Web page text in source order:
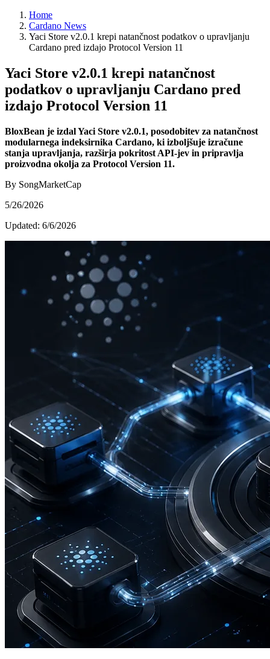
Home
Cardano News
Yaci Store v2.0.1 krepi natančnost podatkov o upravljanju
Cardano pred izdajo Protocol Version 11
Yaci Store v2.0.1 krepi natančnost
podatkov o upravljanju Cardano pred
izdajo Protocol Version 11
BloxBean je izdal Yaci Store v2.0.1, posodobitev za natančnost
modularnega indeksirnika Cardano, ki izboljšuje izračune
stanja upravljanja, razširja pokritost API-jev in pripravlja
proizvodna okolja za Protocol Version 11.
By SongMarketCap
5/26/2026
Updated: 6/6/2026